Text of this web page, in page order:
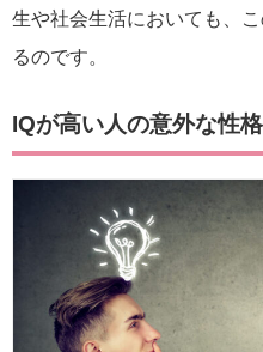
生や社会生活においても、
るのです。
IQが高い人の意外な性